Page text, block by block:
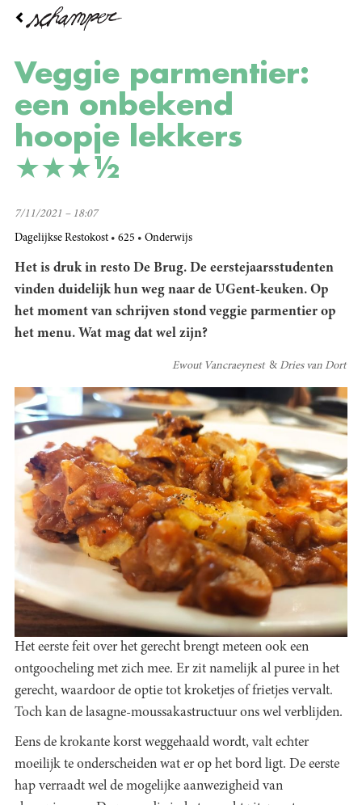
Overslaan
inhoud
Veggie parmentier:
een onbekend
hoopje lekkers
★★★½
7/11/2021 – 18:07
Dagelijkse Restokost 625 Onderwijs
Het is druk in resto De Brug. De eerstejaarsstudenten
vinden duidelijk hun weg naar de UGent-keuken. Op
het moment van schrijven stond veggie parmentier op
het menu. Wat mag dat wel zijn?
Ewout Vancraeynest Dries van Dort
Het eerste feit over het gerecht brengt meteen ook een
ontgoocheling met zich mee. Er zit namelijk al puree in het
gerecht, waardoor de optie tot kroketjes of frietjes vervalt.
Toch kan de lasagne-moussakastructuur ons wel verblijden.
Eens de krokante korst weggehaald wordt, valt echter
moeilijk te onderscheiden wat er op het bord ligt. De eerste
hap verraadt wel de mogelijke aanwezigheid van